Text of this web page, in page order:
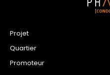
Projet
Quartier
Promoteur